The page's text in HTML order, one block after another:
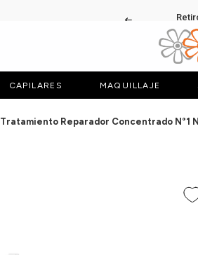
CAPILARES MAQUILLAJE
Tratamiento Reparador Concentrado N°1